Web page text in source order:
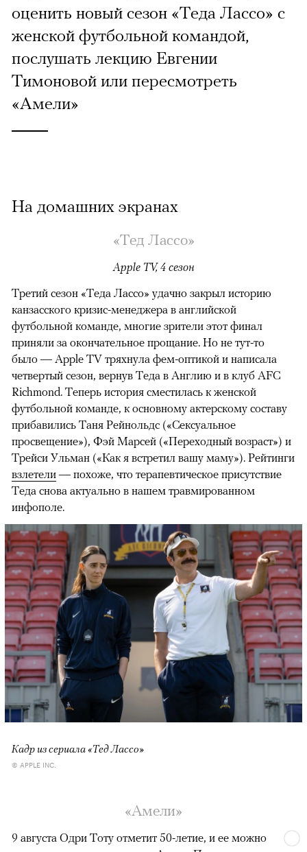
оценить новый сезон «Теда Лассо» с
женской футбольной командой,
послушать лекцию Евгении
Тимоновой или пересмотреть
«Амели»
На домашних экранах
«Тед Лассо»
Apple TV, 4 сезон
00:00 / 00:00
Третий сезон «Теда Лассо» удачно закрыл историю
канзасского кризис-менеджера в английской
футбольной команде, многие зрители этот финал
приняли за окончательное прощание. Но не тут-то
было — Apple TV тряхнула фем-оптикой и написала
четвертый сезон, вернув Теда в Англию и в клуб AFC
Richmond. Теперь история сместилась к женской
футбольной команде, к основному актерскому составу
прибавились Таня Рейнольдс («Сексуальное
просвещение»), Фэй Марсей («Переходный возраст») и
Трейси Ульман («Как я встретил вашу маму»). Рейтинги
взлетели — похоже, что терапевтическое присутствие
Теда снова актуально в нашем травмированном
инфополе.
Кадр из сериала «Тед Лассо»
© APPLE INC.
«Амели»
9 августа Одри Тоту отметит 50-летие, и ее можно